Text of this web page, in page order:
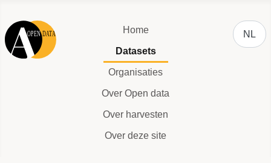
Home
Datasets
Organisaties
Over Open data
Over harvesten
Over deze site
NL